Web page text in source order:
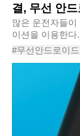
결, 무선 안
많은 운전자들
이션을 이용한
인데, 이제는 음
스마트폰 앱이
#무선안드로이
#안드로이드오토
#안드로이드오
#안드로이드오토